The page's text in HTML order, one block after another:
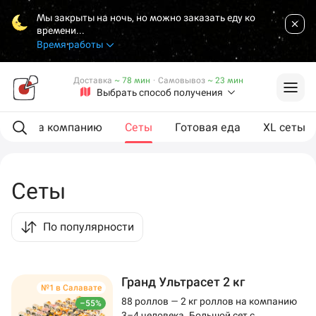
Мы закрыты на ночь, но можно заказать еду ко
времени...
Время работы
Выбрать способ получения
Доставка ~ 78 мин · Самовывоз ~ 23 мин
На компанию Сеты Готовая еда XL сеты
Сеты
По популярности
–55%
№1 в Салавате Гранд Ультрасет 2 кг
88 роллов — 2 кг роллов на компанию